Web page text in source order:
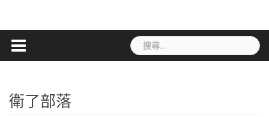
搜
尋
衛了部落